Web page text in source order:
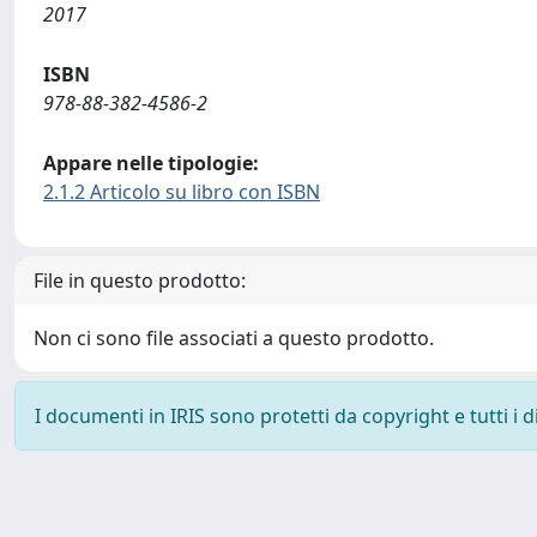
2017
ISBN
978-88-382-4586-2
Appare nelle tipologie:
2.1.2 Articolo su libro con ISBN
File in questo prodotto:
Non ci sono file associati a questo prodotto.
I documenti in IRIS sono protetti da copyright e tutti i